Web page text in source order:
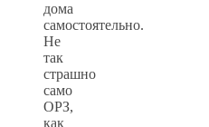
дома
самостоятельно.
Не
так
страшно
само
ОРЗ,
как